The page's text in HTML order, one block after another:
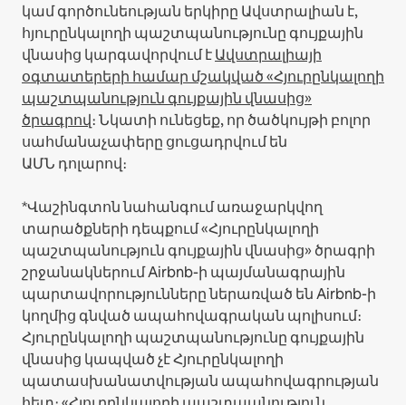
կամ գործունեության երկիրը Ավստրալիան է,
հյուրընկալողի պաշտպանությունը գույքային
վնասից կարգավորվում էԱվստրալիայի
օգտատերերի համար մշակված «Հյուրընկալողի
պաշտպանություն գույքային վնասից»
ծրագրով։ Նկատի ունեցեք, որ ծածկույթի բոլոր
սահմանաչափերը ցուցադրվում են
ԱՄՆ դոլարով։
*Վաշինգտոն նահանգում առաջարկվող
տարածքների դեպքում «Հյուրընկալողի
պաշտպանություն գույքային վնասից» ծրագրի
շրջանակներում Airbnb-ի պայմանագրային
պարտավորությունները ներառված են Airbnb-ի
կողմից գնված ապահովագրական պոլիսում։
Հյուրընկալողի պաշտպանությունը գույքային
վնասից կապված չէ Հյուրընկալողի
պատասխանատվության ապահովագրության